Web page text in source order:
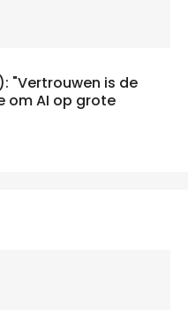
"Vertrouwen is de
om AI op grote